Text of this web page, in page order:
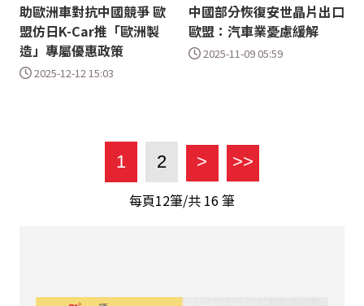
助歐洲車對抗中國競爭 歐
盟仿日K-Car推「歐洲製
造」專屬優惠政策
2025-12-12 15:03
中國部分恢復安世晶片出口
歐盟：汽車業憂慮緩解
2025-11-09 05:59
1 2 > >>
每頁12筆/共 16筆